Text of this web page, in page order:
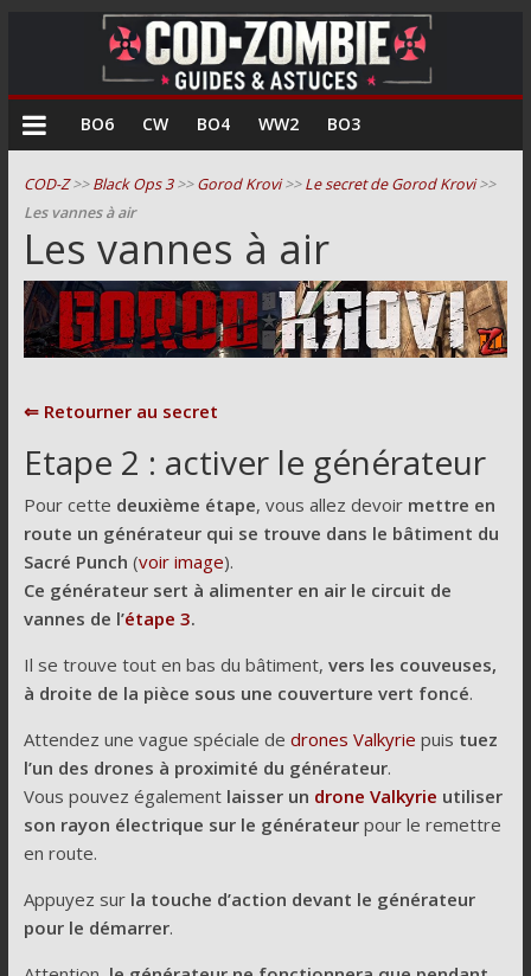
COD
Zombie
Guides
et
astuces
pour
le
de
Call
of
Duty
BO6 CW BO4 WW2 BO3
COD-Z>>Black Ops 3>>Gorod Krovi>>Le secret de Gorod Krovi>>
Les vannes à air
Les vannes à air
⇐ Retourner au secret
Etape 2 : activer le générateur
Pour cette deuxième étape, vous allez devoir mettre en
route un générateur qui se trouve dans le bâtiment du
Sacré Punch (voir image).
Ce générateur sert à alimenter en air le circuit de
vannes de l’étape 3.
Il se trouve tout en bas du bâtiment, vers les couveuses,
à droite de la pièce sous une couverture vert foncé.
Attendez une vague spéciale de drones Valkyrie puis tuez
l’un des drones à proximité du générateur.
Vous pouvez également laisser un drone Valkyrie utiliser
son rayon électrique sur le générateurpour le remettre
en route.
Appuyez sur la touche d’action devant le générateur
pour le démarrer.